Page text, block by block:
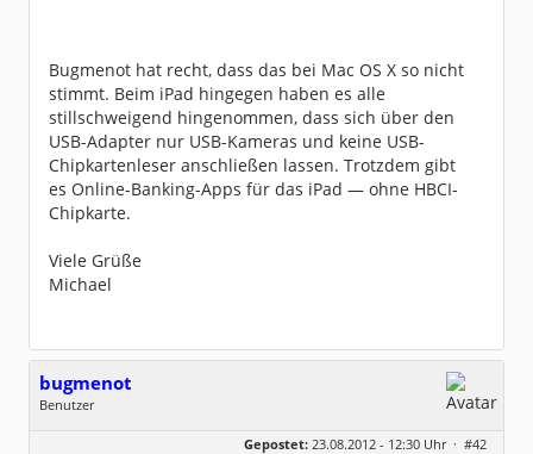
Bugmenot hat recht, dass das bei Mac OS X so nicht
stimmt. Beim iPad hingegen haben es alle
stillschweigend hingenommen, dass sich über den
USB-Adapter nur USB-Kameras und keine USB-
Chipkartenleser anschließen lassen. Trotzdem gibt
es Online-Banking-Apps für das iPad — ohne HBCI-
Chipkarte.
Viele Grüße
Michael
bugmenot
Benutzer
Gepostet: 23.08.2012 - 12:30 Uhr · #42